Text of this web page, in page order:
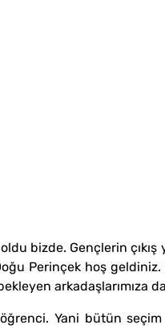
bizde. Gençlerin çıkış
Perinçek hoş
arkadaşlarımıza
Yani bütün